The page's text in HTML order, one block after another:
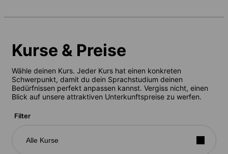
Kurse & Preise
Wähle deinen Kurs. Jeder Kurs hat einen konkreten
Schwerpunkt, damit du dein Sprachstudium deinen
Bedürfnissen perfekt anpassen kannst. Vergiss nicht, einen
Blick auf unsere attraktiven Unterkunftspreise zu werfen.
Filter
Alle Kurse